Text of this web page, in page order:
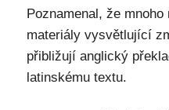
Poznamenal, že
materiály vysvětlující
přibližují anglický
latinskému textu.